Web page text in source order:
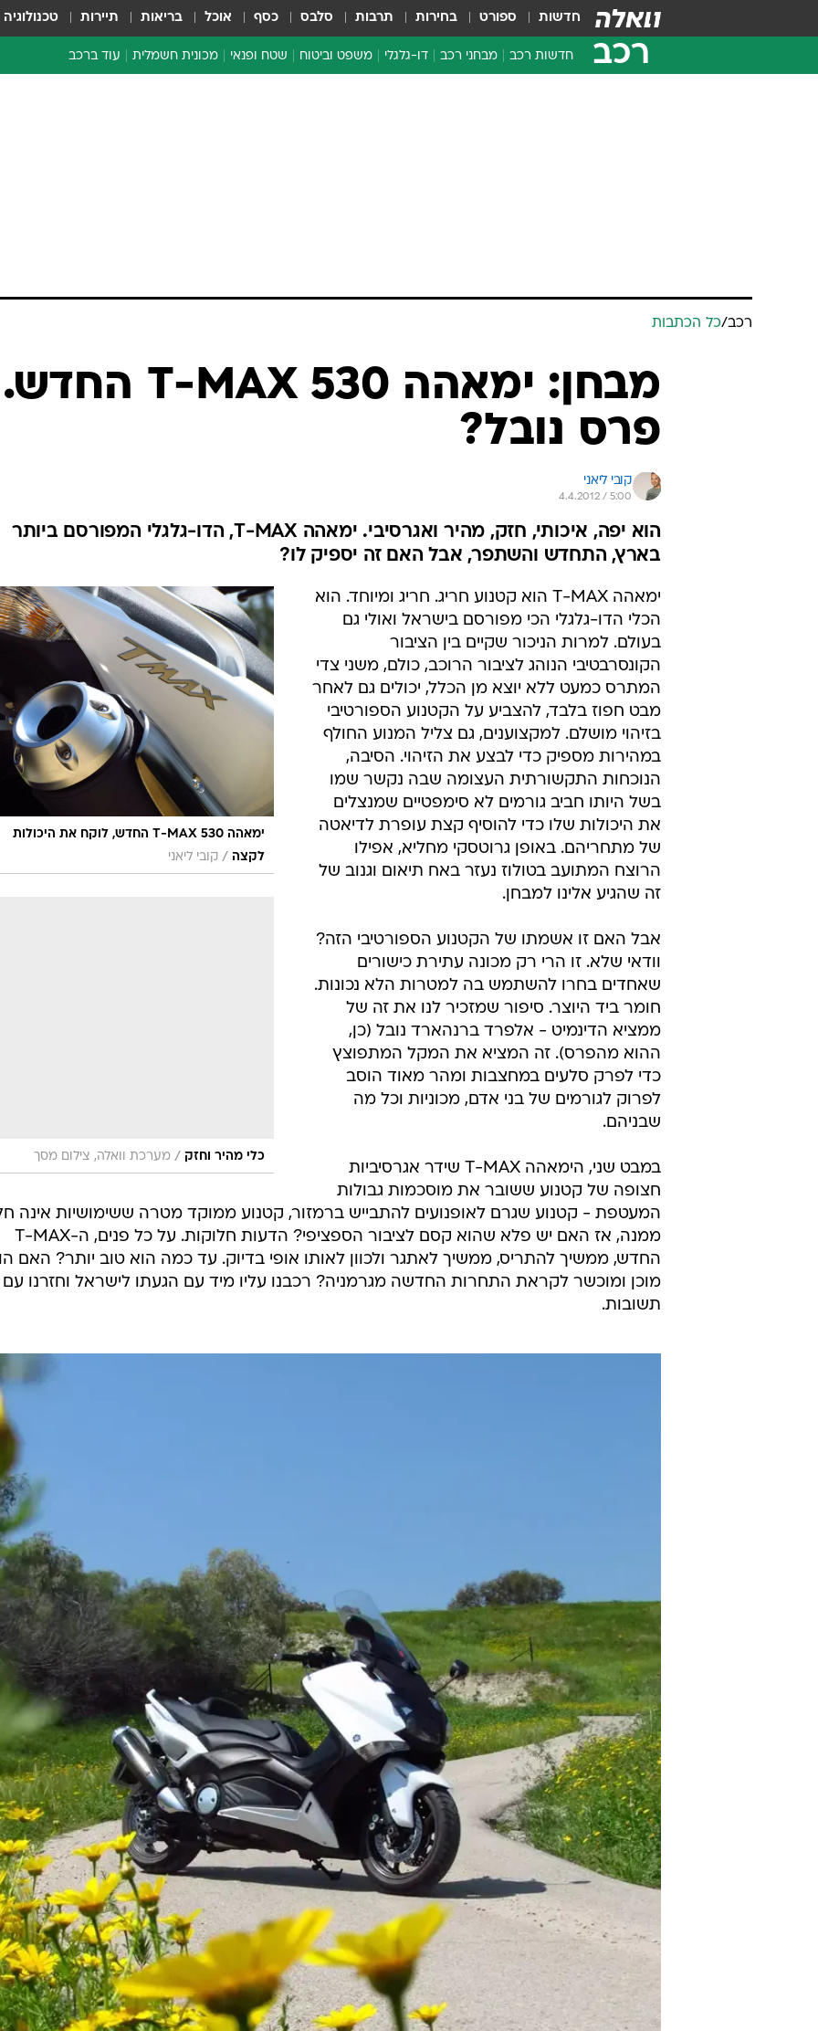
חדשות ספורט בחירות תרבות סלבס כסף אוכל בריאות תיירות טכנולוגיה
רכב חדשות רכב מבחני רכב דו-גלגלי משפט וביטוח שטח ופנאי מכונית חשמלית עוד ברכב
ארכיון מדורים
רכב/כל הכתבות
מבחן: ימאהה T-MAX 530 החדש.
פרס נובל?
קובי ליאני
4.4.2012 / 5:00
הוא יפה, איכותי, חזק, מהיר ואגרסיבי. ימאהה T-MAX, הדו-גלגלי המפורסם ביותר
בארץ, התחדש והשתפר, אבל האם זה יספיק לו?
ימאהה T-MAX 530 החדש, לוקח את היכולות
לקצה / קובי ליאני
כלי מהיר וחזק / מערכת וואלה, צילום מסך
ימאהה T-MAX הוא קטנוע חריג. חריג ומיוחד. הוא
הכלי הדו-גלגלי הכי מפורסם בישראל ואולי גם
בעולם. למרות הניכור שקיים בין הציבור
הקונסרבטיבי הנוהג לציבור הרוכב, כולם, משני צדי
המתרס כמעט ללא יוצא מן הכלל, יכולים גם לאחר
מבט חפוז בלבד, להצביע על הקטנוע הספורטיבי
בזיהוי מושלם. למקצוענים, גם צליל המנוע החולף
במהירות מספיק כדי לבצע את הזיהוי. הסיבה,
הנוכחות התקשורתית העצומה שבה נקשר שמו
בשל היותו חביב גורמים לא סימפטיים שמנצלים
את היכולות שלו כדי להוסיף קצת עופרת לדיאטה
של מתחריהם. באופן גרוטסקי מחליא, אפילו
הרוצח המתועב בטולוז נעזר באח תיאום וגנוב של
זה שהגיע אלינו למבחן.
אבל האם זו אשמתו של הקטנוע הספורטיבי הזה?
וודאי שלא. זו הרי רק מכונה עתירת כישורים
שאחדים בחרו להשתמש בה למטרות הלא נכונות.
חומר ביד היוצר. סיפור שמזכיר לנו את זה של
ממציא הדינמיט - אלפרד ברנהארד נובל (כן,
ההוא מהפרס). זה המציא את המקל המתפוצץ
כדי לפרק סלעים במחצבות ומהר מאוד הוסב
לפרוק לגורמים של בני אדם, מכוניות וכל מה
שבניהם.
במבט שני, הימאהה T-MAX שידר אגרסיביות
חצופה של קטנוע ששובר את מוסכמות גבולות
המעטפת - קטנוע שגרם לאופנועים להתבייש ברמזור, קטנוע ממוקד מטרה ששימושיות אינה
ממנה, אז האם יש פלא שהוא קסם לציבור הספציפי? הדעות חלוקות. על כל פנים, ה-T-MAX
החדש, ממשיך להתריס, ממשיך לאתגר ולכוון לאותו אופי בדיוק. עד כמה הוא טוב יותר? האם
מוכן ומוכשר לקראת התחרות החדשה מגרמניה? רכבנו עליו מיד עם הגעתו לישראל וחזרנו עם
תשובות.